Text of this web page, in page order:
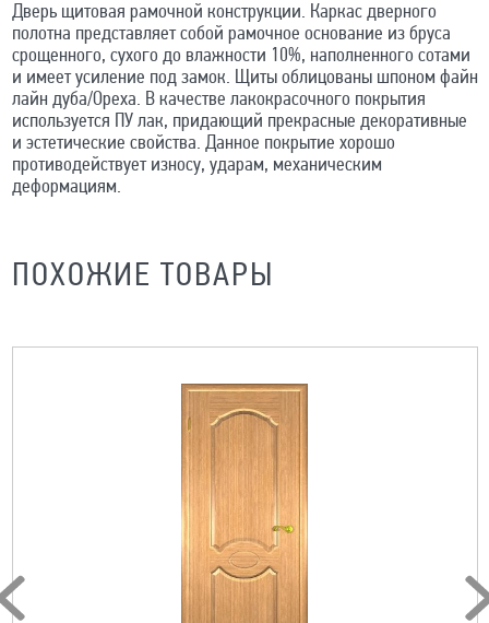
Дверь щитовая рамочной конструкции. Каркас дверного
полотна представляет собой рамочное основание из бруса
срощенного, сухого до влажности 10%, наполненного сотами
и имеет усиление под замок. Щиты облицованы шпоном файн
лайн дуба/Ореха. В качестве лакокрасочного покрытия
используется ПУ лак, придающий прекрасные декоративные
и эстетические свойства. Данное покрытие хорошо
противодействует износу, ударам, механическим
деформациям.
ПОХОЖИЕ ТОВАРЫ